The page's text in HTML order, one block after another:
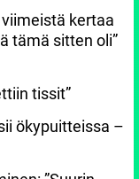
kertaa
tämä sitten oli”
tissit”
ökypuitteissa –